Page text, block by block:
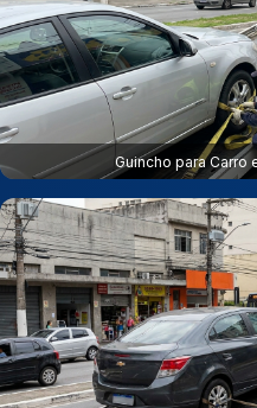
Guincho para Carro